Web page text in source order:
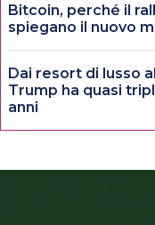
Bitcoin, perché il
spiegano il nuovo
Dai resort di lusso
Trump ha quasi
anni